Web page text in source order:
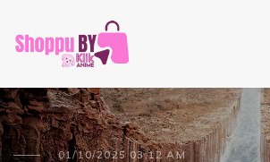
01/10/2025 03:12 AM